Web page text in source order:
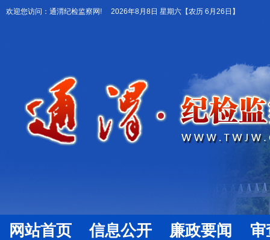
欢迎您访问：通渭纪检监察网! 2026年8月8日 星期六 【农历 6月26日】
网站首页 信息公开 廉政要闻 审